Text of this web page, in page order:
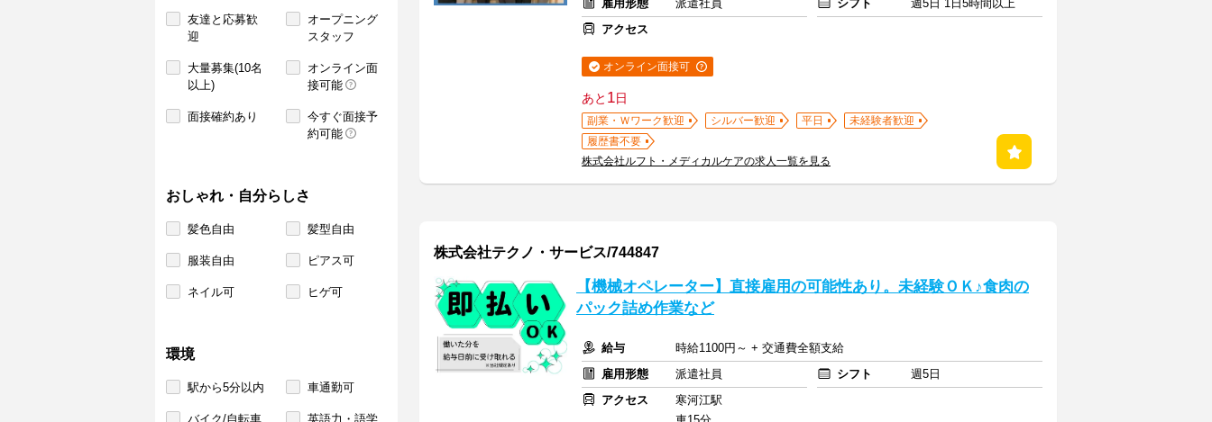
友達と応募歓
迎
オープニング
スタッフ
大量募集(10名
以上)
オンライン面
接可能
面接確約あり
今すぐ面接予
約可能
おしゃれ・自分らしさ
髪色自由 髪型自由
服装自由 ピアス可
ネイル可 ヒゲ可
環境
駅から5分以内 車通勤可
バイク/自転車 英語力・語学
雇用形態
派遣社員 シフト
週5日 1日5時間以上
アクセス
オンライン面接可
あと 1日
副業・Ｗワーク歓迎 シルバー歓迎 平日
未経験者歓迎
履歴書不要
株式会社ルフト・メディカルケアの求人一覧を見る
株式会社テクノ・サービス/744847
【機械オペレーター】直接雇用の可能性あり。未経験ＯＫ♪食肉の
パック詰め作業など
給与
時給1100円～ + 交通費全額支給
雇用形態
派遣社員 シフト
週5日
アクセス
寒河江駅